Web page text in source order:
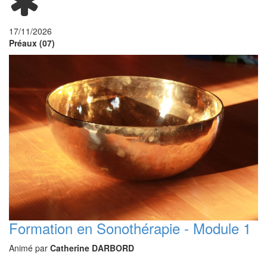
17/11/2026
Préaux (07)
Formation en Sonothérapie - Module 1
Animé par Catherine DARBORD